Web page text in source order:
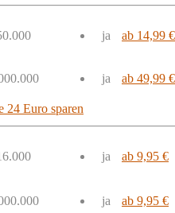
ja ab 14,99 €
ja ab 49,99 €
24 Euro sparen
ja ab 9,95 €
ja ab 9,95 €